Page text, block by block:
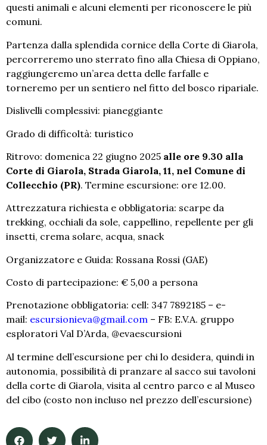
questi animali e alcuni elementi per riconoscere le più
comuni.
Partenza dalla splendida cornice della Corte di Giarola,
percorreremo uno sterrato fino alla Chiesa di Oppiano,
raggiungeremo un’area detta delle farfalle e
torneremo per un sentiero nel fitto del bosco ripariale.
Dislivelli complessivi: pianeggiante
Grado di difficoltà: turistico
Ritrovo: domenica 22 giugno 2025 alle ore 9.30 alla
Corte di Giarola, Strada Giarola, 11, nel Comune di
Collecchio (PR). Termine escursione: ore 12.00.
Attrezzatura richiesta e obbligatoria: scarpe da
trekking, occhiali da sole, cappellino, repellente per gli
insetti, crema solare, acqua, snack
Organizzatore e Guida: Rossana Rossi (GAE)
Costo di partecipazione: € 5,00 a persona
Prenotazione obbligatoria: cell: 347 7892185 – e-
mail: escursionieva@gmail.com – FB: E.V.A. gruppo
esploratori Val D’Arda, @evaescursioni
Al termine dell’escursione per chi lo desidera, quindi in
autonomia, possibilità di pranzare al sacco sui tavoloni
della corte di Giarola, visita al centro parco e al Museo
del cibo (costo non incluso nel prezzo dell’escursione)